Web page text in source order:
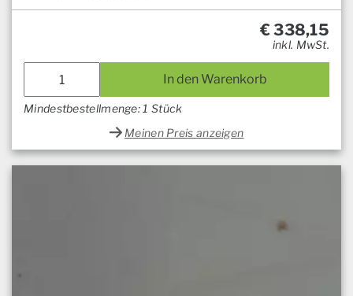
€338,15
inkl. MwSt.
In den Warenkorb
Mindestbestellmenge: 1 Stück
Meinen Preis anzeigen